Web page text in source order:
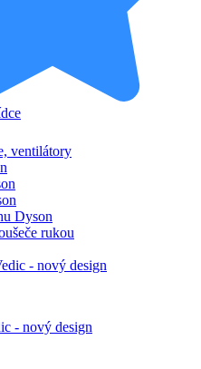
ventilátory
Dyson
rukou
- nový design